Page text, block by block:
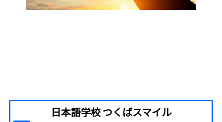
日本語学校 つくばスマイル